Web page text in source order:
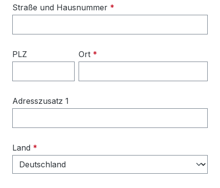
Straße und Hausnummer *
PLZ Ort *
Adresszusatz 1
Land *